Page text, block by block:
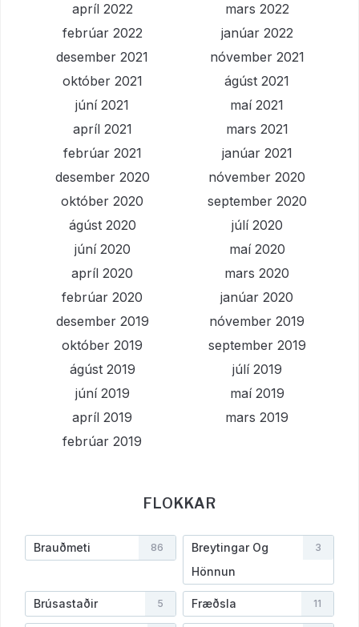
apríl 2022
mars 2022
febrúar 2022
janúar 2022
desember 2021
nóvember 2021
október 2021
ágúst 2021
júní 2021
maí 2021
apríl 2021
mars 2021
febrúar 2021
janúar 2021
desember 2020
nóvember 2020
október 2020
september 2020
ágúst 2020
júlí 2020
júní 2020
maí 2020
apríl 2020
mars 2020
febrúar 2020
janúar 2020
desember 2019
nóvember 2019
október 2019
september 2019
ágúst 2019
júlí 2019
júní 2019
maí 2019
apríl 2019
mars 2019
febrúar 2019
FLOKKAR
Brauðmeti 86
Breytingar Og
Hönnun
3
Brúsastaðir 5 Fræðsla 11